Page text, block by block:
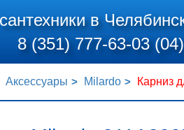
в
8 (351) 777-63-03
Аксессуары Milardo Карниз